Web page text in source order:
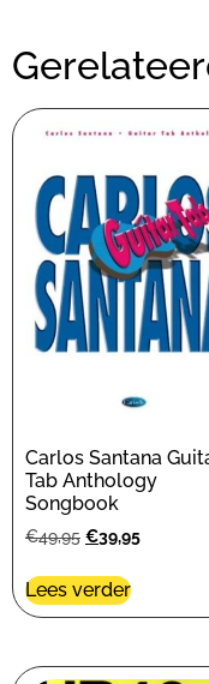
Carlos Santana
Tab Anthology
Songbook
€49,95 €39,95
Lees verder